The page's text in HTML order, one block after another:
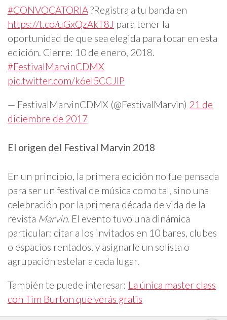
#CONVOCATORIA?Registra a tu banda en
https://t.co/uGxQzAkT8J para tener la
oportunidad de que sea elegida para tocar en esta
edición. Cierre: 10 de enero, 2018.
#FestivalMarvinCDMX
pic.twitter.com/k6el5CCJlP
— FestivalMarvinCDMX (@FestivalMarvin) 21 de
diciembre de 2017
El origen del Festival Marvin 2018
En un principio, la primera edición no fue pensada
para ser un festival de música como tal, sino una
celebración por la primera década de vida de la
revista Marvin. El evento tuvo una dinámica
particular: citar a los invitados en 10 bares, clubes
o espacios rentados, y asignarle un solista o
agrupación estelar a cada lugar.
También te puede interesar: La única master class
con Tim Burton que verás gratis